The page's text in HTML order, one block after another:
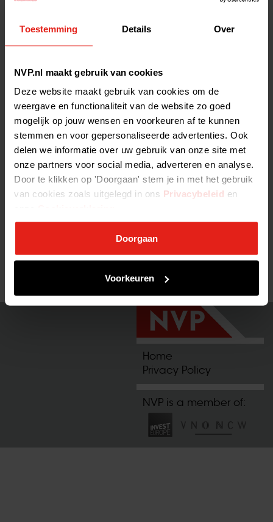
Toestemming Details Over
NVP.nl maakt gebruik van cookies
Deze website maakt gebruik van cookies om de
weergave en functionaliteit van de website zo goed
mogelijk op jouw wensen en voorkeuren af te kunnen
stemmen en voor gepersonaliseerde advertenties. Ook
delen we informatie over uw gebruik van onze site met
onze partners voor social media, adverteren en analyse.
Door te klikken op 'Doorgaan' stem je in met het gebruik
van cookies zoals uitgelegd in ons Privacybeleid en
Doorgaan
Voorkeuren
Home
Privacy Policy
NVP is a member of: